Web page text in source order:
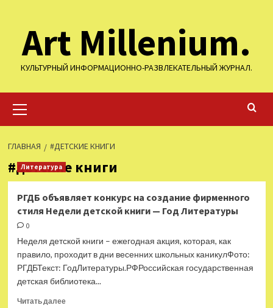
содержимому
Art Millenium.
КУЛЬТУРНЫЙ ИНФОРМАЦИОННО-РАЗВЛЕКАТЕЛЬНЫЙ ЖУРНАЛ.
меню
ГЛАВНАЯ #ДЕТСКИЕ КНИГИ
#детские книги
Литература
РГДБ объявляет конкурс на создание фирменного
стиля Недели детской книги — Год Литературы
0
Неделя детской книги – ежегодная акция, которая, как
правило, проходит в дни весенних школьных каникулФото:
РГДБТекст: ГодЛитературы.РФРоссийская государственная
детская библиотека...
Читать далееПрочитать